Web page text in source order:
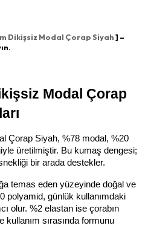
Dikişsiz Modal Çorap Siyah] –
Modal Çorap
Çorap Siyah, %78 modal, %20
üretilmiştir. Bu kumaş dengesi;
bir arada destekler.
temas eden yüzeyinde doğal ve
polyamid, günlük kullanımdaki
olur. %2 elastan ise çorabın
kullanım sırasında formunu